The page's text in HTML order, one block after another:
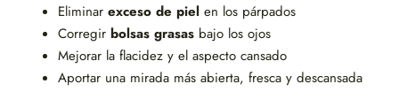
Eliminar exceso de piel en los párpados
Corregir bolsas grasas bajo los ojos
Mejorar la flacidez y el aspecto cansado
Aportar una mirada más abierta, fresca y descansada